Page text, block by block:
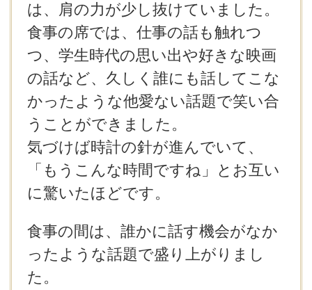
は、肩の力が少し抜けていました。
食事の席では、仕事の話も触れつ
つ、学生時代の思い出や好きな映画
の話など、久しく誰にも話してこな
かったような他愛ない話題で笑い合
うことができました。
気づけば時計の針が進んでいて、
「もうこんな時間ですね」とお互い
に驚いたほどです。
食事の間は、誰かに話す機会がなか
ったような話題で盛り上がりまし
た。